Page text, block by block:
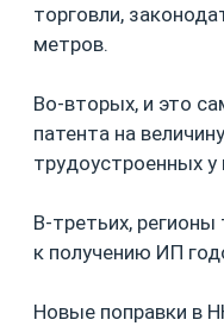
торговли,
метров.
Во-вторых, и это
патента на
трудоустроенных у
В-третьих,
к получению ИП
Новые поправки в